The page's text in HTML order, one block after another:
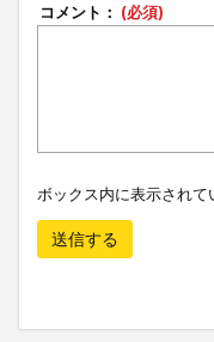
コメント： (必須)
ボックス内に表示されて
送信する